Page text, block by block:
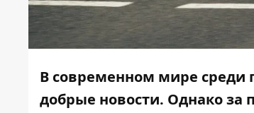
В современном мире среди
добрые новости. Однако